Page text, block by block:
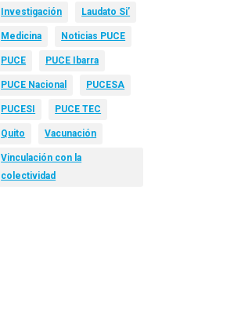
Investigación Laudato Si’
Medicina Noticias PUCE
PUCE PUCE Ibarra
PUCE Nacional PUCESA
PUCESI PUCE TEC
Quito Vacunación
Vinculación con la
colectividad